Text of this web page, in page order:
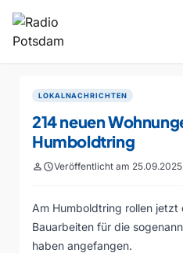
LOKALNACHRICHTEN
214 neuen
Humboldtring
personscheduleVeröffentlicht am
Am Humboldtring rollen jetzt
Bauarbeiten für die
haben angefangen.